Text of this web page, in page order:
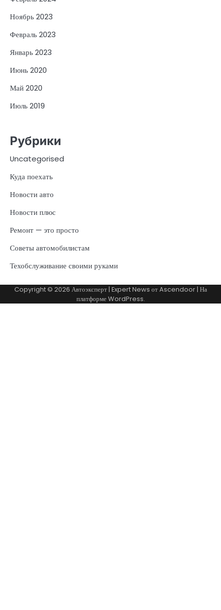
Ноябрь 2023
Февраль 2023
Январь 2023
Июнь 2020
Май 2020
Июль 2019
Рубрики
Uncategorised
Куда поехать
Новости авто
Новости плюс
Ремонт — это просто
Советы автомобилистам
Техобслуживание своими руками
Copyright © 2026 Автоэксперт| Expert News отAscendoor| На
платформеWordPress.